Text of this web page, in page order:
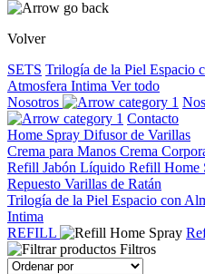
Volver
SETS Trilogía de la Piel Espacio
Atmosfera Intima Ver todo
Nosotros
Contacto
Home Spray Difusor de Varillas
Crema para Manos Crema
Refill Jabón Líquido Refill Home
Repuesto Varillas de Ratán
Trilogía de la Piel Espacio con
Intima
REFILL
Filtros